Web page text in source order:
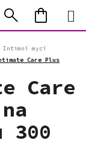
Hledat
KOŠÍK
Intimní mycí
Care Plus
Care
300